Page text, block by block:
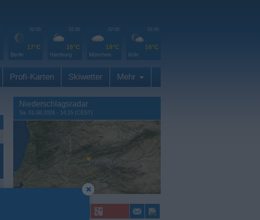
02:00
17°C
Berlin
02:00
16°C
Hamburg
02:00
19°C
München
02:00
16°C
Köln
Profi-Karten Skiwetter Mehr
Niederschlagsradar
Sa. 01.08.2026 - 14:15 (CEST)
Plasencia